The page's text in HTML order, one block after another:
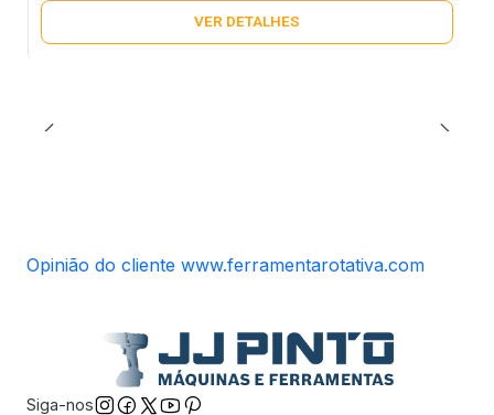
VER DETALHES
Opinião do cliente www.ferramentarotativa.com
Siga-nos